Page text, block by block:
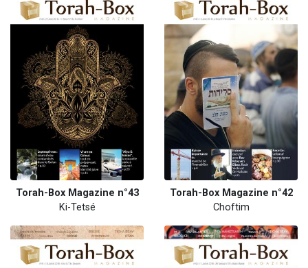
Torah-Box Magazine n°43
Ki-Tetsé
Torah-Box Magazine n°42
Choftim